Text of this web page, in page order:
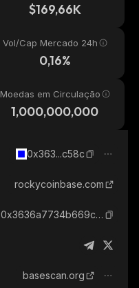
$169,66K
Vol/Cap Mercado 24h
0,16%
Moedas em Circulação
1,000,000,000
0x363...c58c
rockycoinbase.com
0x3636a7734b669ce352e97780df361ce1f809c58c_base
basescan.org